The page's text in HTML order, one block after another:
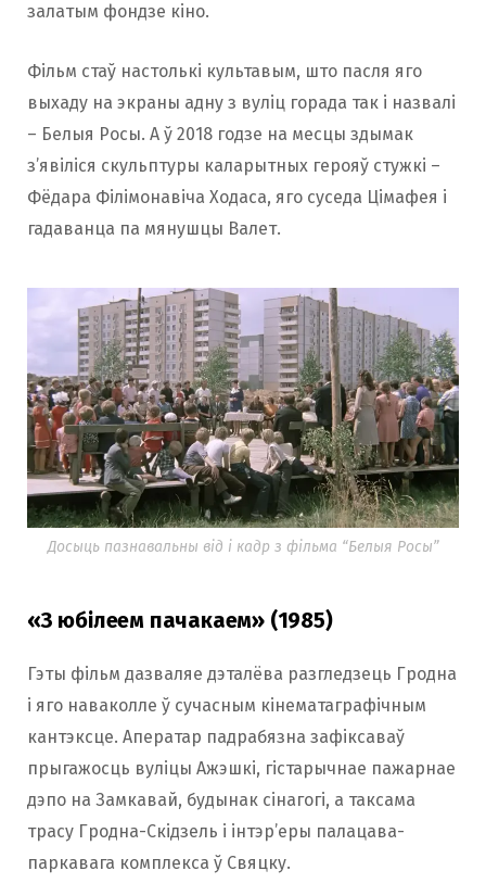
залатым фондзе кіно.
Фільм стаў настолькі культавым, што пасля яго
выхаду на экраны адну з вуліц горада так і назвалі
– Белыя Росы. А ў 2018 годзе на месцы здымак
з’явіліся скульптуры каларытных герояў стужкі –
Фёдара Філімонавіча Ходаса, яго суседа Цімафея і
гадаванца па мянушцы Валет.
Досыць пазнавальны від і кадр з фільма “Белыя Росы”
«З юбілеем пачакаем» (1985)
Гэты фільм дазваляе дэталёва разгледзець Гродна
і яго наваколле ў сучасным кінематаграфічным
кантэксце. Аператар падрабязна зафіксаваў
прыгажосць вуліцы Ажэшкі, гістарычнае пажарнае
дэпо на Замкавай, будынак сінагогі, а таксама
трасу Гродна-Скідзель і інтэр’еры палацава-
паркавага комплекса ў Свяцку.